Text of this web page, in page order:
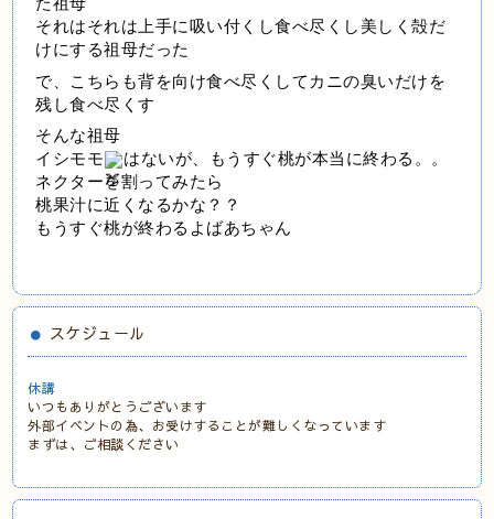
それはそれは上手に吸い付くし食べ尽くし美しく殻だ
けにする祖母だった
で、こちらも背を向け食べ尽くしてカニの臭いだけを
残し食べ尽くす
そんな祖母
イシモモ
はないが、もうすぐ桃が本当に終わる。。
ネクターを割ってみたら
桃果汁に近くなるかな？？
もうすぐ桃が終わるよばあちゃん
スケジュール
休講
いつもありがとうございます
外部イベントの為、お受けすることが難しくなっています
まずは、ご相談ください